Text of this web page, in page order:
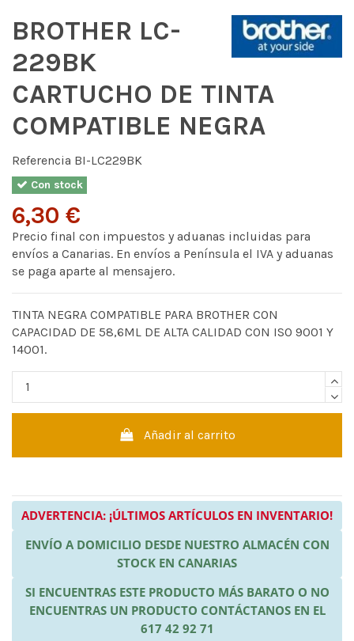
BROTHER LC-
229BK
CARTUCHO DE TINTA
COMPATIBLE NEGRA
Referencia BI-LC229BK
Con stock
6,30 €
Precio final con impuestos y aduanas incluidas para
envíos a Canarias. En envíos a Península el IVA y aduanas
se paga aparte al mensajero.
TINTA NEGRA COMPATIBLE PARA BROTHER CON
CAPACIDAD DE 58,6ML DE ALTA CALIDAD CON ISO 9001 Y
14001.
Añadir al carrito
ADVERTENCIA: ¡ÚLTIMOS ARTÍCULOS EN INVENTARIO!
ENVÍO A DOMICILIO DESDE NUESTRO ALMACÉN CON
STOCK EN CANARIAS
SI ENCUENTRAS ESTE PRODUCTO MÁS BARATO O NO
ENCUENTRAS UN PRODUCTO CONTÁCTANOS EN EL
617 42 92 71